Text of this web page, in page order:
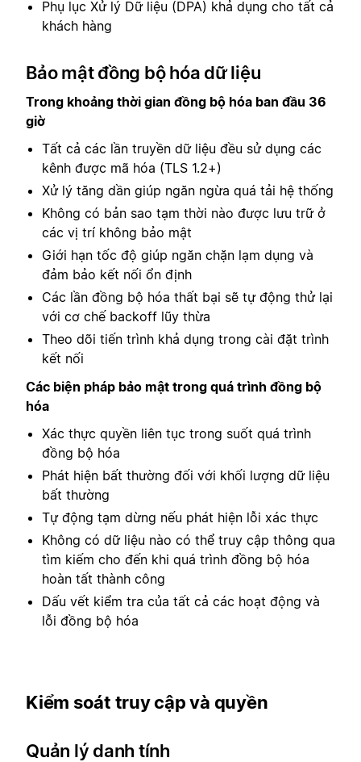
Phụ lục Xử lý Dữ liệu (DPA) khả dụng cho tất cả
khách hàng
Bảo mật đồng bộ hóa dữ liệu
Trong khoảng thời gian đồng bộ hóa ban đầu 36
giờ
Tất cả các lần truyền dữ liệu đều sử dụng các
kênh được mã hóa (TLS 1.2+)
Xử lý tăng dần giúp ngăn ngừa quá tải hệ thống
Không có bản sao tạm thời nào được lưu trữ ở
các vị trí không bảo mật
Giới hạn tốc độ giúp ngăn chặn lạm dụng và
đảm bảo kết nối ổn định
Các lần đồng bộ hóa thất bại sẽ tự động thử lại
với cơ chế backoff lũy thừa
Theo dõi tiến trình khả dụng trong cài đặt trình
kết nối
Các biện pháp bảo mật trong quá trình đồng bộ
hóa
Xác thực quyền liên tục trong suốt quá trình
đồng bộ hóa
Phát hiện bất thường đối với khối lượng dữ liệu
bất thường
Tự động tạm dừng nếu phát hiện lỗi xác thực
Không có dữ liệu nào có thể truy cập thông qua
tìm kiếm cho đến khi quá trình đồng bộ hóa
hoàn tất thành công
Dấu vết kiểm tra của tất cả các hoạt động và
lỗi đồng bộ hóa
Kiểm soát truy cập và quyền
Quản lý danh tính